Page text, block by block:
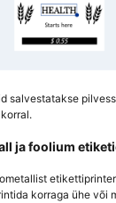
salvestatakse
ja foolium
korraga ühe või